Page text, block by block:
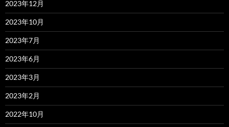
2023年12月
2023年10月
2023年7月
2023年6月
2023年3月
2023年2月
2022年10月